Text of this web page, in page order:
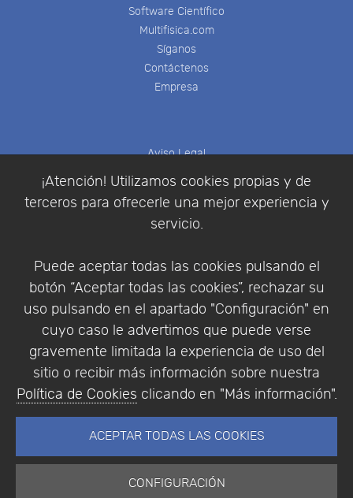
¡Atención! Utilizamos cookies propias y de
terceros para ofrecerle una mejor experiencia y
servicio.
Puede aceptar todas las cookies pulsando el
botón “Aceptar todas las cookies”, rechazar su
uso pulsando en el apartado "Configuración" en
cuyo caso le advertimos que puede verse
gravemente limitada la experiencia de uso del
sitio o recibir más información sobre nuestra
Política de Cookies clicando en "Más información".
ACEPTAR TODAS LAS COOKIES
CONFIGURACIÓN
Software Científico
Multifisica.com
Síganos
Contáctenos
Empresa
Aviso Legal
Condiciones de compra
Identificarse
Empresa|Aviso Legal| Política de Privacidad |
Política de Cookies
© Copyright 1994 - 2026. Addlink Software
Científico, S.L.
Portugal.